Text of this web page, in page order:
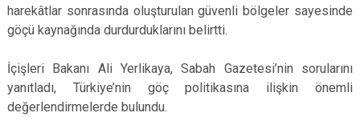
harekâtlar sonrasında oluşturulan güvenli bölgeler sayesinde
göçü kaynağında durdurduklarını belirtti.
İçişleri Bakanı Ali Yerlikaya, Sabah Gazetesi’nin sorularını
yanıtladı, Türkiye’nin göç politikasına ilişkin önemli
değerlendirmelerde bulundu.